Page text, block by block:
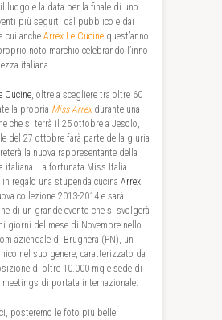
luogo e la data per la finale di uno
più seguiti dal pubblico e dai
cui ancheArrex Le Cucine quest’anno
noto marchio celebrando l’inno
italiana.
Cucine , oltre a scegliere tra oltre 60
la propria Miss Arrexdurante una
che si terrà il 25 ottobre a Jesolo,
del 27 ottobre farà parte della giuria
la nuova rappresentante della
italiana. La fortunata Miss Italia
in regalo una stupenda cucinaArrex
collezione 2013-2014 e sarà
di un grande evento che si svolgerà
giorni del mese di Novembre nello
aziendale di Brugnera (PN), un
nel suo genere, caratterizzato da
di oltre 10.000 mq e sede di
meetings di portata internazionale.
posteremo le foto più belle